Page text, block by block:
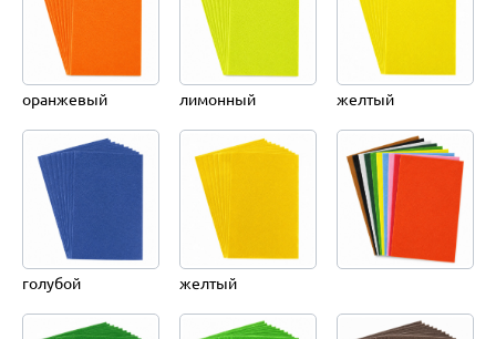
оранжевый лимонный желтый
голубой желтый